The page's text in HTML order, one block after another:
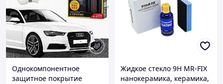
Однокомпонентное
защитное покрытие
Жидкое стекло 9H MR-FIX
нанокерамика, керамика,